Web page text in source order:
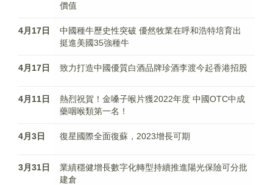
價值
4月17日
中國種牛歷史性突破 優然牧業在呼和浩特培育出
挺進美國35強種牛
4月17日 致力打造中國優質白酒品牌珍酒李渡今起香港招股
4月11日
熱烈祝賀！金嗓子喉片獲2022年度 中國OTC中成
藥咽喉類第一名！
4月3日 復星國際全面復蘇，2023增長可期
3月31日
業績穩健增長數字化轉型持續推進陽光保險可分批
建倉